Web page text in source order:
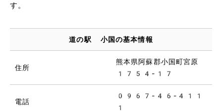
す。
道の駅 小国の基本情報
住所
熊本県阿蘇郡小国町宮原
1754-17
電話
0967-46-411
1